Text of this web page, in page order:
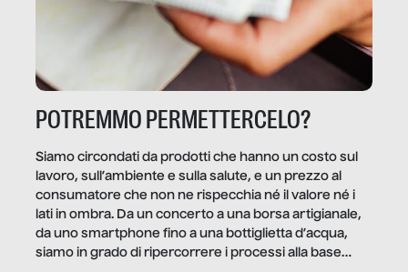
POTREMMO PERMETTERCELO?
Siamo circondati da prodotti che hanno un costo sul
lavoro, sull’ambiente e sulla salute, e un prezzo al
consumatore che non ne rispecchia né il valore né i
lati in ombra. Da un concerto a una borsa artigianale,
da uno smartphone fino a una bottiglietta d’acqua,
siamo in grado di ripercorrere i processi alla base